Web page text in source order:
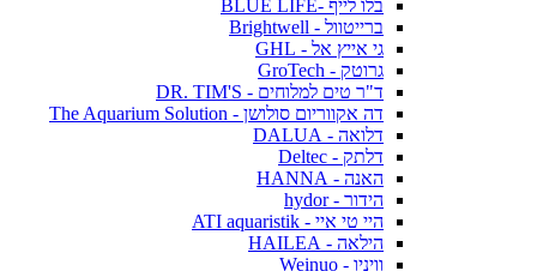
בלו לייף -BLUE LIFE
ברייטוול - Brightwell
גי אייץ אל - GHL
גרוטק - GroTech
ד"ר טים למלוחים - DR. TIM'S
דה אקווריום סולושן - The Aquarium Solution
דלואה - DALUA
דלתק - Deltec
האנה - HANNA
הידור - hydor
היי טי איי - ATI aquaristik
הילאה - HAILEA
וויניו - Weinuo